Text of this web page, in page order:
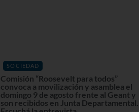
SOCIEDAD
Comisión “Roosevelt para todos”
convoca a movilización y asamblea el
domingo 9 de agosto frente al Geant y
son recibidos en Junta Departamental.